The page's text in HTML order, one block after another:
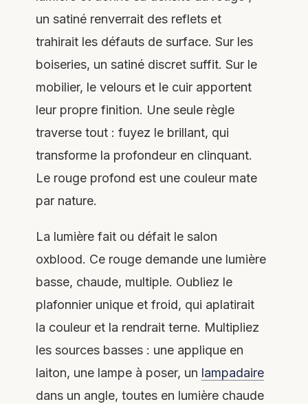
un satiné renverrait des reflets et
trahirait les défauts de surface. Sur les
boiseries, un satiné discret suffit. Sur le
mobilier, le velours et le cuir apportent
leur propre finition. Une seule règle
traverse tout : fuyez le brillant, qui
transforme la profondeur en clinquant.
Le rouge profond est une couleur mate
par nature.
La lumière fait ou défait le salon
oxblood. Ce rouge demande une lumière
basse, chaude, multiple. Oubliez le
plafonnier unique et froid, qui aplatirait
la couleur et la rendrait terne. Multipliez
les sources basses : une applique en
laiton, une lampe à poser, un lampadaire
dans un angle, toutes en lumière chaude